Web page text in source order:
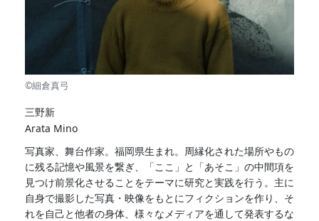
©細倉真弓
三野新
Arata Mino
写真家、舞台作家。福岡県生まれ。周縁化された場所やもの
に残る記憶や風景を繋ぎ、「ここ」と「あそこ」の中間項を
見つけ前景化させることをテーマに研究と実践を行う。主に
自身で撮影した写真・映像をもとにフィクションを作り、そ
れを自己と他者の身体、様々なメディアを通して発表するな